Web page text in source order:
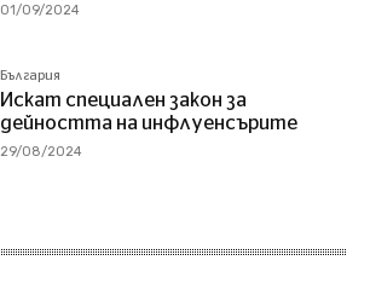
01/09/2024
България
Искат специален закон за
дейността на инфлуенсърите
29/08/2024